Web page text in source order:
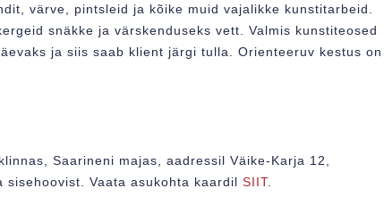
värve, pintsleid ja kõike muid vajalikke kunstitarbeid.
snäkke ja värskenduseks vett. Valmis kunstiteosed
ja siis saab klient järgi tulla. Orienteeruv kestus on
Saarineni majas, aadressil Väike-Karja 12,
sisehoovist. Vaata asukohta kaardil SIIT.